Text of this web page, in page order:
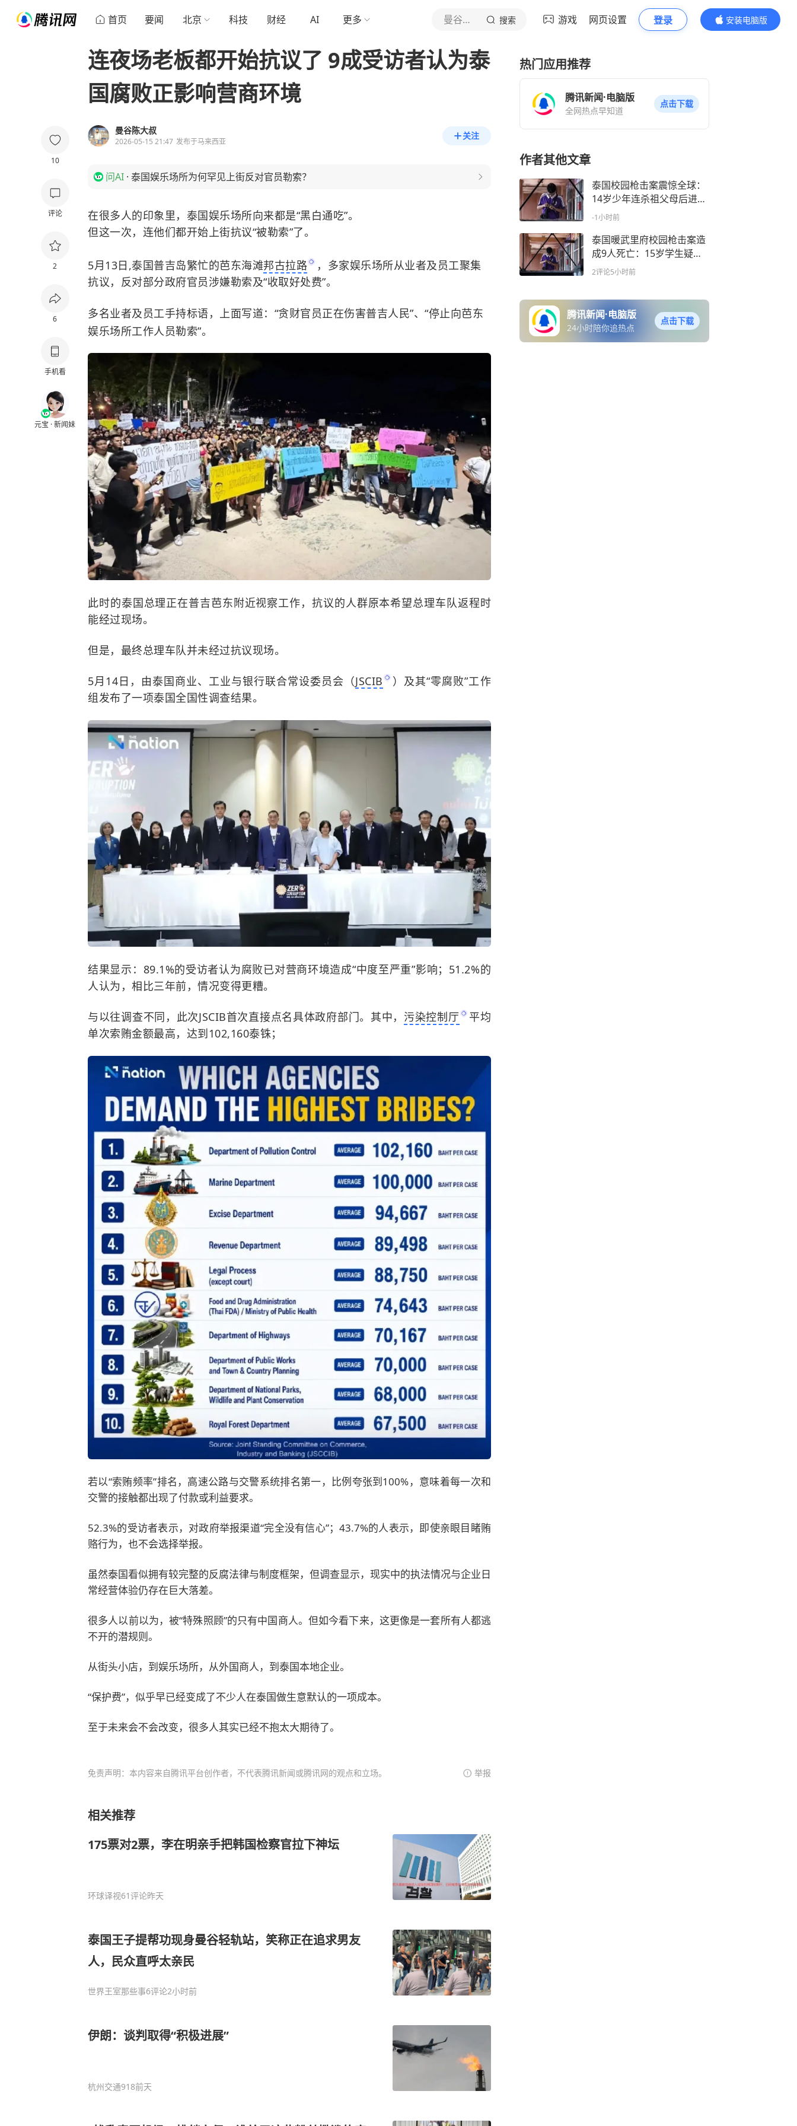
首页 要闻 北京 科技 财经 AI 更多 曼谷陈大叔 搜索 游戏 网页设置 登录
安装电脑版
内容更精彩
10
评论
2
6
手机看
元宝 · 新闻妹
连夜场老板都开始抗议了 9成受访者认为泰
国腐败正影响营商环境
曼谷陈大叔
2026-05-15 21:47 发布于马来西亚
关注
问AI · 泰国娱乐场所为何罕见上街反对官员勒索？
在很多人的印象里，泰国娱乐场所向来都是“黑白通吃”。
但这一次，连他们都开始上街抗议“被勒索”了。
5月13日,泰国普吉岛繁忙的芭东海滩邦古拉路 ，多家娱乐场所从业者及员工聚集
抗议， 反对部分政府官员涉嫌勒索及“收取好处费”。
多名业者及员工手持标语，上面写道：“贪财官员正在伤害普吉人民”、“停止向芭东
娱乐场所工作人员勒索”。
此时的泰国总理正在普吉芭东附近视察工作，抗议的人群原本希望总理车队返程时
能经过现场。
但是，最终总理车队并未经过抗议现场。
5月14日，由泰国商业、工业与银行联合常设委员会（JSCIB
）及其“零腐败”工作
组发布了一项泰国全国性调查结果。
结果显示：89.1%的受访者认为腐败已对营商环境造成“中度至严重”影响；51.2%的
人认为，相比三年前，情况变得更糟。
与以往调查不同，此次JSCIB首次直接点名具体政府部门。其中， 污染控制厅
平均
单次索贿金额最高，达到102,160泰铢；
若以“索贿频率”排名，高速公路与交警系统排名第一，比例夸张到100%，意味着每一次和
交警的接触都出现了付款或利益要求。
52.3%的受访者表示，对政府举报渠道“完全没有信心”；43.7%的人表示，即使亲眼目睹贿
赂行为，也不会选择举报。
虽然泰国看似拥有较完整的反腐法律与制度框架，但调查显示，现实中的执法情况与企业日
常经营体验仍存在巨大落差。
很多人以前以为，被“特殊照顾”的只有中国商人。但如今看下来，这更像是一套所有人都逃
不开的潜规则。
从街头小店，到娱乐场所，从外国商人，到泰国本地企业。
“保护费”，似乎早已经变成了不少人在泰国做生意默认的一项成本。
至于未来会不会改变，很多人其实已经不抱太大期待了。
免责声明：本内容来自腾讯平台创作者，不代表腾讯新闻或腾讯网的观点和立场。 举报
相关推荐
175票对2票，李在明亲手把韩国检察官拉下神坛
环球译视61评论昨天
泰国王子提帮功现身曼谷轻轨站，笑称正在追求男友
人，民众直呼太亲民
世界王室那些事6评论2小时前
伊朗：谈判取得“积极进展”
杭州交通918前天
热门应用推荐
腾讯新闻·电脑版
全网热点早知道
点击下载
作者其他文章
泰国校园枪击案震惊全球：
14岁少年连杀祖父母后进入
校园
-1小时前
泰国暖武里府校园枪击案造
成9人死亡：15岁学生疑先
杀祖父母，再冲进学校开枪
2评论5小时前
腾讯新闻·电脑版
24小时陪你追热点
点击下载